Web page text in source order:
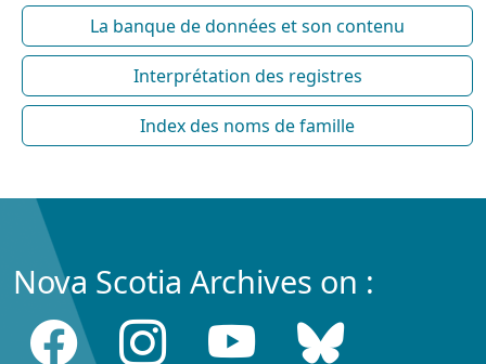
La banque de données et son contenu
Interprétation des registres
Index des noms de famille
Nova Scotia Archives on :